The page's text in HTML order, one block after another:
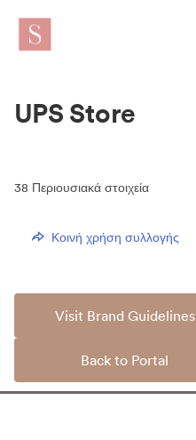
UPS Store
38 Περιουσιακά στοιχεία
Κοινή χρήση συλλογής
Visit Brand Guidelines
Back to Portal